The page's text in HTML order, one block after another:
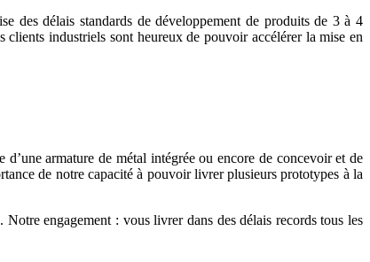
des délais standards de développement de produits de 3 à 4
clients industriels sont heureux de pouvoir accélérer la mise en
armature de métal intégrée ou encore de concevoir et de
de notre capacité à pouvoir livrer plusieurs prototypes à la
engagement : vous livrer dans des délais records tous les